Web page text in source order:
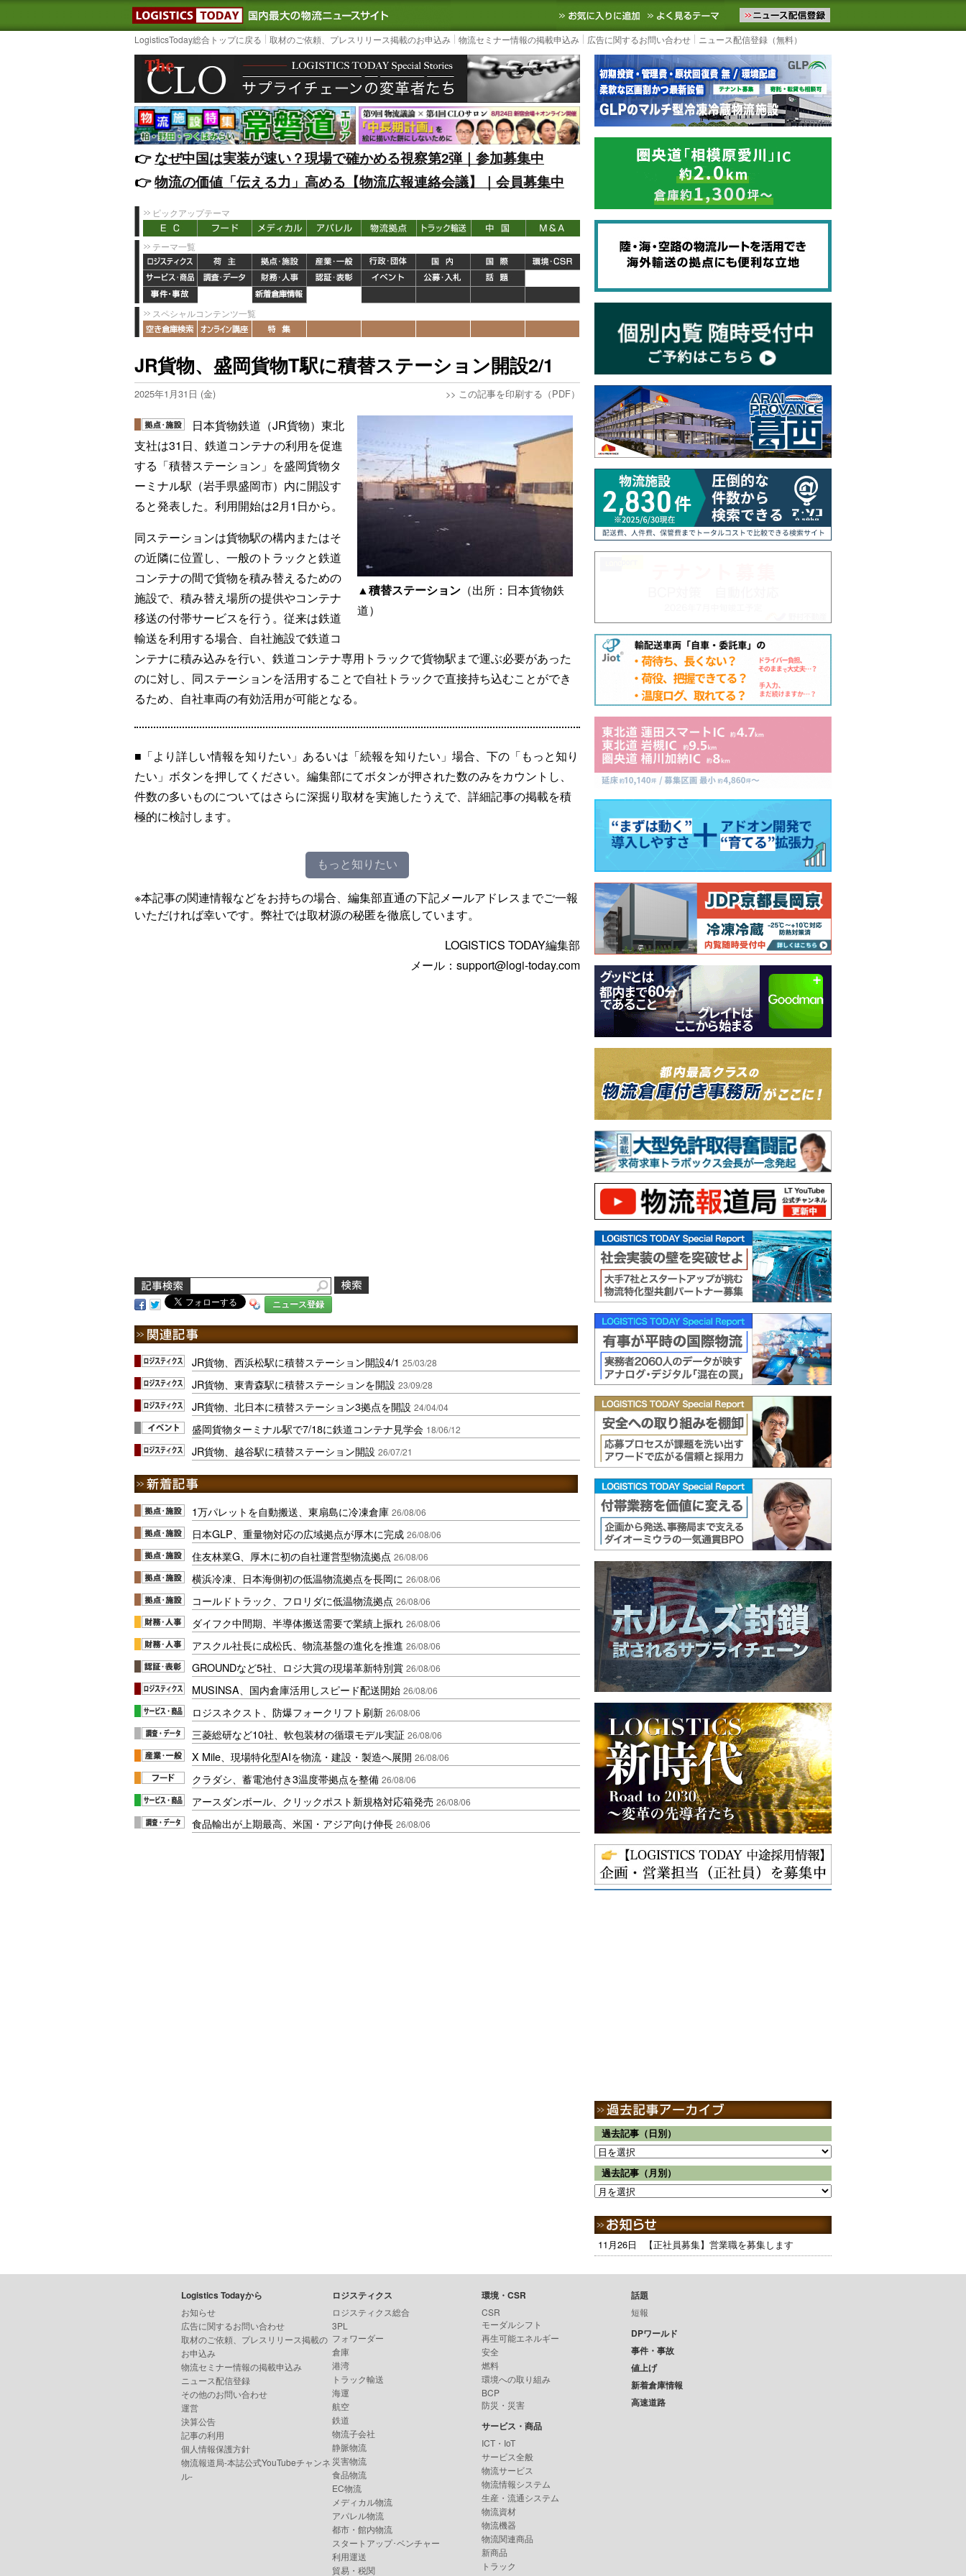
LOGISTICS TODAY｜国内最大の物流ニュースサイト3PL, SCMなど国内外の最新の物流ニュースをお届けします。物流ニュースメール配信を登録す
お気に入りに追加 よく見るテーマ
LogisticsToday総合トップに戻る 取材のご依頼、プレスリリース掲載のお申込み 物流セミナー情報の掲載申込み 広告に関するお問い合わせ ニュース配信登録（無料）
👉️なぜ中国は実装が速い？現場で確かめる視察第2弾｜参加募集中
👉️物流の価値「伝える力」高める【物流広報連絡会議】｜会員募集中
ピックアップテーマ
テーマ一覧
スペシャルコンテンツ一覧
JR貨物、盛岡貨物T駅に積替ステーション開設2/1
2025年1月31日 (金) >> この記事を印刷する（PDF）
▲積替ステーション （出所：日本貨物鉄
道）
日本貨物鉄道（JR貨物）東北
支社は31日、鉄道コンテナの利用を促進
する「積替ステーション」を盛岡貨物タ
ーミナル駅（岩手県盛岡市）内に開設す
ると発表した。利用開始は2月1日から。
同ステーションは貨物駅の構内またはそ
の近隣に位置し、一般のトラックと鉄道
コンテナの間で貨物を積み替えるための
施設で、積み替え場所の提供やコンテナ
移送の付帯サービスを行う。従来は鉄道
輸送を利用する場合、自社施設で鉄道コ
ンテナに積み込みを行い、鉄道コンテナ専用トラックで貨物駅まで運ぶ必要があった
のに対し、同ステーションを活用することで自社トラックで直接持ち込むことができ
るため、自社車両の有効活用が可能となる。
■「より詳しい情報を知りたい」あるいは「続報を知りたい」場合、下の「もっと知り
たい」ボタンを押してください。編集部にてボタンが押された数のみをカウントし、
件数の多いものについてはさらに深掘り取材を実施したうえで、詳細記事の掲載を積
極的に検討します。
もっと知りたい
※本記事の関連情報などをお持ちの場合、編集部直通の下記メールアドレスまでご一報
いただければ幸いです。弊社では取材源の秘匿を徹底しています。
LOGISTICS TODAY編集部
メール：support@logi-today.com
ニュース登録
JR貨物、西浜松駅に積替ステーション開設4/1 25/03/28
JR貨物、東青森駅に積替ステーションを開設 23/09/28
JR貨物、北日本に積替ステーション3拠点を開設 24/04/04
盛岡貨物ターミナル駅で7/18に鉄道コンテナ見学会 18/06/12
JR貨物、越谷駅に積替ステーション開設 26/07/21
1万パレットを自動搬送、東扇島に冷凍倉庫 26/08/06
日本GLP、重量物対応の広域拠点が厚木に完成 26/08/06
住友林業G、厚木に初の自社運営型物流拠点 26/08/06
横浜冷凍、日本海側初の低温物流拠点を長岡に 26/08/06
コールドトラック、フロリダに低温物流拠点 26/08/06
ダイフク中間期、半導体搬送需要で業績上振れ 26/08/06
アスクル社長に成松氏、物流基盤の進化を推進 26/08/06
GROUNDなど5社、ロジ大賞の現場革新特別賞 26/08/06
MUSINSA、国内倉庫活用しスピード配送開始 26/08/06
ロジスネクスト、防爆フォークリフト刷新 26/08/06
三菱総研など10社、軟包装材の循環モデル実証 26/08/06
X Mile、現場特化型AIを物流・建設・製造へ展開 26/08/06
クラダシ、蓄電池付き3温度帯拠点を整備 26/08/06
アースダンボール、クリックポスト新規格対応箱発売 26/08/06
食品輸出が上期最高、米国・アジア向け伸長 26/08/06
過去記事（日別）
過去記事（月別）
11月26日 【正社員募集】営業職を募集します
Logistics Todayから
お知らせ
広告に関するお問い合わせ
取材のご依頼、プレスリリース掲載の
お申込み
物流セミナー情報の掲載申込み
ニュース配信登録
その他のお問い合わせ
運営
決算公告
記事の利用
個人情報保護方針
物流報道局-本誌公式YouTubeチャンネ
ル-
ロジスティクス
ロジスティクス総合
3PL
フォワーダー
倉庫
港湾
トラック輸送
海運
航空
鉄道
物流子会社
静脈物流
災害物流
食品物流
EC物流
メディカル物流
アパレル物流
都市・館内物流
スタートアップ･ベンチャー
利用運送
貿易・税関
環境・CSR
CSR
モーダルシフト
再生可能エネルギー
安全
燃料
環境への取り組み
BCP
防災・災害
サービス・商品
ICT・IoT
サービス全般
物流サービス
物流情報システム
生産・流通システム
物流資材
物流機器
物流関連商品
新商品
トラック
話題
短報
DPワールド
事件・事故
値上げ
新着倉庫情報
高速道路